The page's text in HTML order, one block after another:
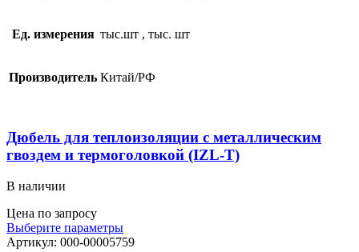
Ед. измерения тыс.шт , тыс. шт
Производитель Китай/РФ
Дюбель для теплоизоляции с металлическим
гвоздем и термоголовкой (IZL-T)
В наличии
Цена по запросу
Выберите параметры
Артикул: 000-00005759